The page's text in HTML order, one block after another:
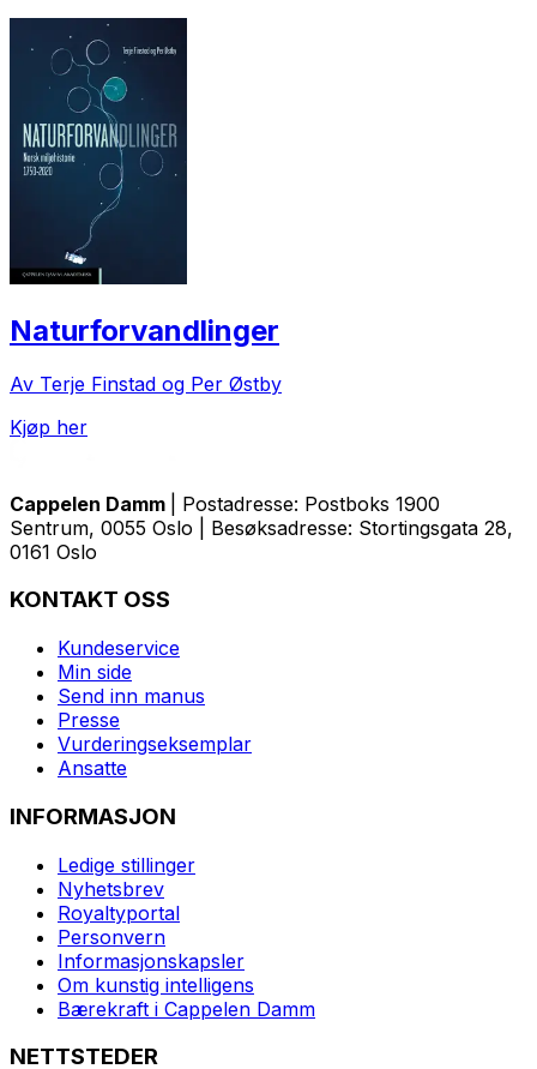
Naturforvandlinger
Av Terje Finstad og Per Østby
Kjøp her
Cappelen Damm
| Postadresse: Postboks 1900
Sentrum, 0055 Oslo | Besøksadresse: Stortingsgata 28,
0161 Oslo
KONTAKT OSS
Kundeservice
Min side
Send inn manus
Presse
Vurderingseksemplar
Ansatte
INFORMASJON
Ledige stillinger
Nyhetsbrev
Royaltyportal
Personvern
Informasjonskapsler
Om kunstig intelligens
Bærekraft i Cappelen Damm
NETTSTEDER